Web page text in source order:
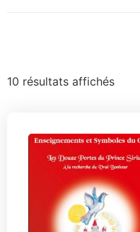
10 résultats affichés